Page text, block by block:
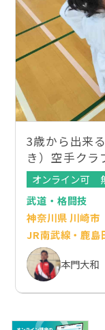
3歳から出来
き）空手クラ
オンライン可
武道・格闘技
神奈川県 川崎市
JR南武線・鹿島
本門大和